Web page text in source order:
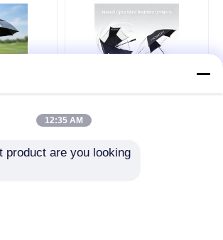
60 ইঞ্চি বড় ছাতা
ভালো দাম
12:35 AM
product are you looking